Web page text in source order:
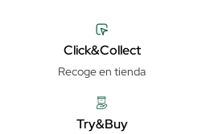
Click&Collect
Recoge en tienda
Try&Buy